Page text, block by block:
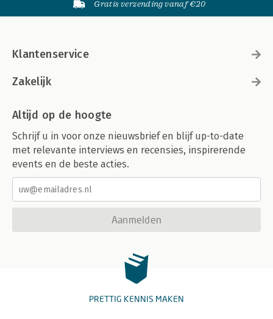
Gratis verzending vanaf €20
Klantenservice
Zakelijk
Altijd op de hoogte
Schrijf u in voor onze nieuwsbrief en blijf up-to-date
met relevante interviews en recensies, inspirerende
events en de beste acties.
Aanmelden
PRETTIG KENNIS MAKEN